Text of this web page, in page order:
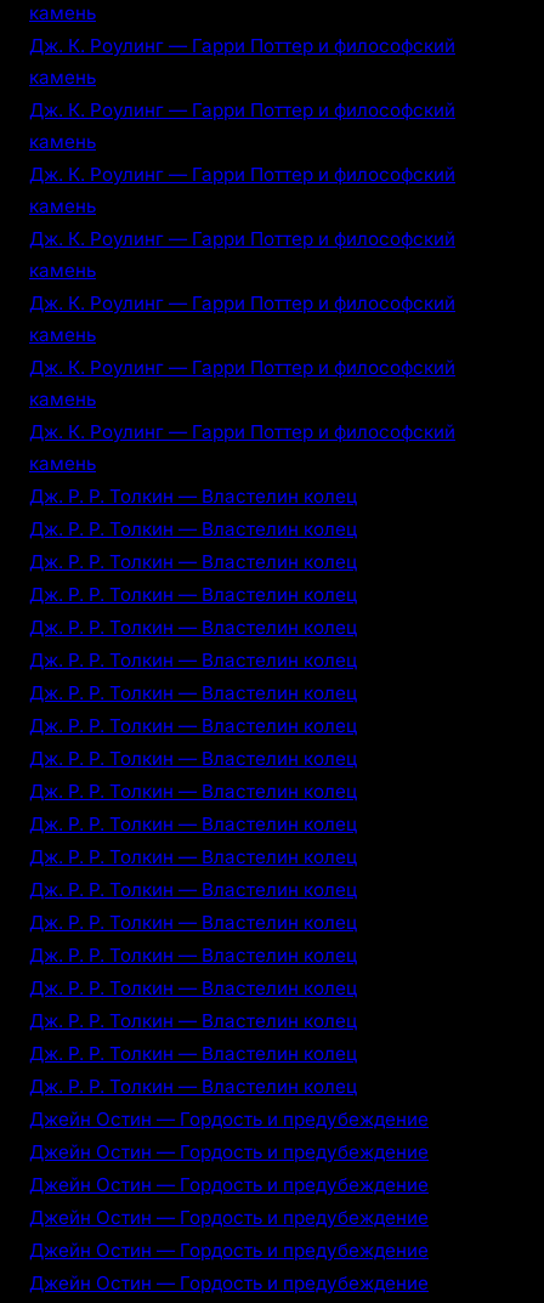
камень
Дж. К. Роулинг — Гарри Поттер и философский
камень
Дж. К. Роулинг — Гарри Поттер и философский
камень
Дж. К. Роулинг — Гарри Поттер и философский
камень
Дж. К. Роулинг — Гарри Поттер и философский
камень
Дж. К. Роулинг — Гарри Поттер и философский
камень
Дж. К. Роулинг — Гарри Поттер и философский
камень
Дж. К. Роулинг — Гарри Поттер и философский
камень
Дж. Р. Р. Толкин — Властелин колец
Дж. Р. Р. Толкин — Властелин колец
Дж. Р. Р. Толкин — Властелин колец
Дж. Р. Р. Толкин — Властелин колец
Дж. Р. Р. Толкин — Властелин колец
Дж. Р. Р. Толкин — Властелин колец
Дж. Р. Р. Толкин — Властелин колец
Дж. Р. Р. Толкин — Властелин колец
Дж. Р. Р. Толкин — Властелин колец
Дж. Р. Р. Толкин — Властелин колец
Дж. Р. Р. Толкин — Властелин колец
Дж. Р. Р. Толкин — Властелин колец
Дж. Р. Р. Толкин — Властелин колец
Дж. Р. Р. Толкин — Властелин колец
Дж. Р. Р. Толкин — Властелин колец
Дж. Р. Р. Толкин — Властелин колец
Дж. Р. Р. Толкин — Властелин колец
Дж. Р. Р. Толкин — Властелин колец
Дж. Р. Р. Толкин — Властелин колец
Джейн Остин — Гордость и предубеждение
Джейн Остин — Гордость и предубеждение
Джейн Остин — Гордость и предубеждение
Джейн Остин — Гордость и предубеждение
Джейн Остин — Гордость и предубеждение
Джейн Остин — Гордость и предубеждение